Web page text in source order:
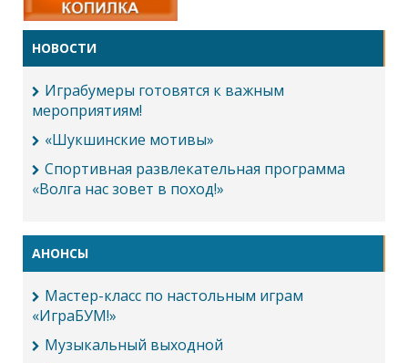
НОВОСТИ
Играбумеры готовятся к важным
мероприятиям!
«Шукшинские мотивы»
Спортивная развлекательная программа
«Волга нас зовет в поход!»
АНОНСЫ
Мастер-класс по настольным играм
«ИграБУМ!»
Музыкальный выходной